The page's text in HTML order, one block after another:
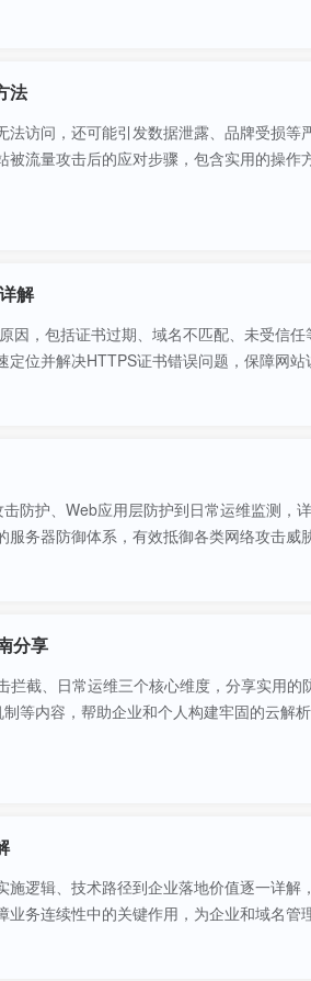
法
访问，还可能引发数据泄露、品牌受损等
流量攻击后的应对步骤，包含实用的操作
解
因，包括证书过期、域名不匹配、未受信
位并解决HTTPS证书错误问题，保障网站
防护、Web应用层防护到日常运维监测，
务器防御体系，有效抵御各类网络攻击威胁
分享
截、日常运维三个核心维度，分享实用的
等内容，帮助企业和个人构建牢固的云解
逻辑、技术路径到企业落地价值逐一详解
务连续性中的关键作用，为企业和域名管